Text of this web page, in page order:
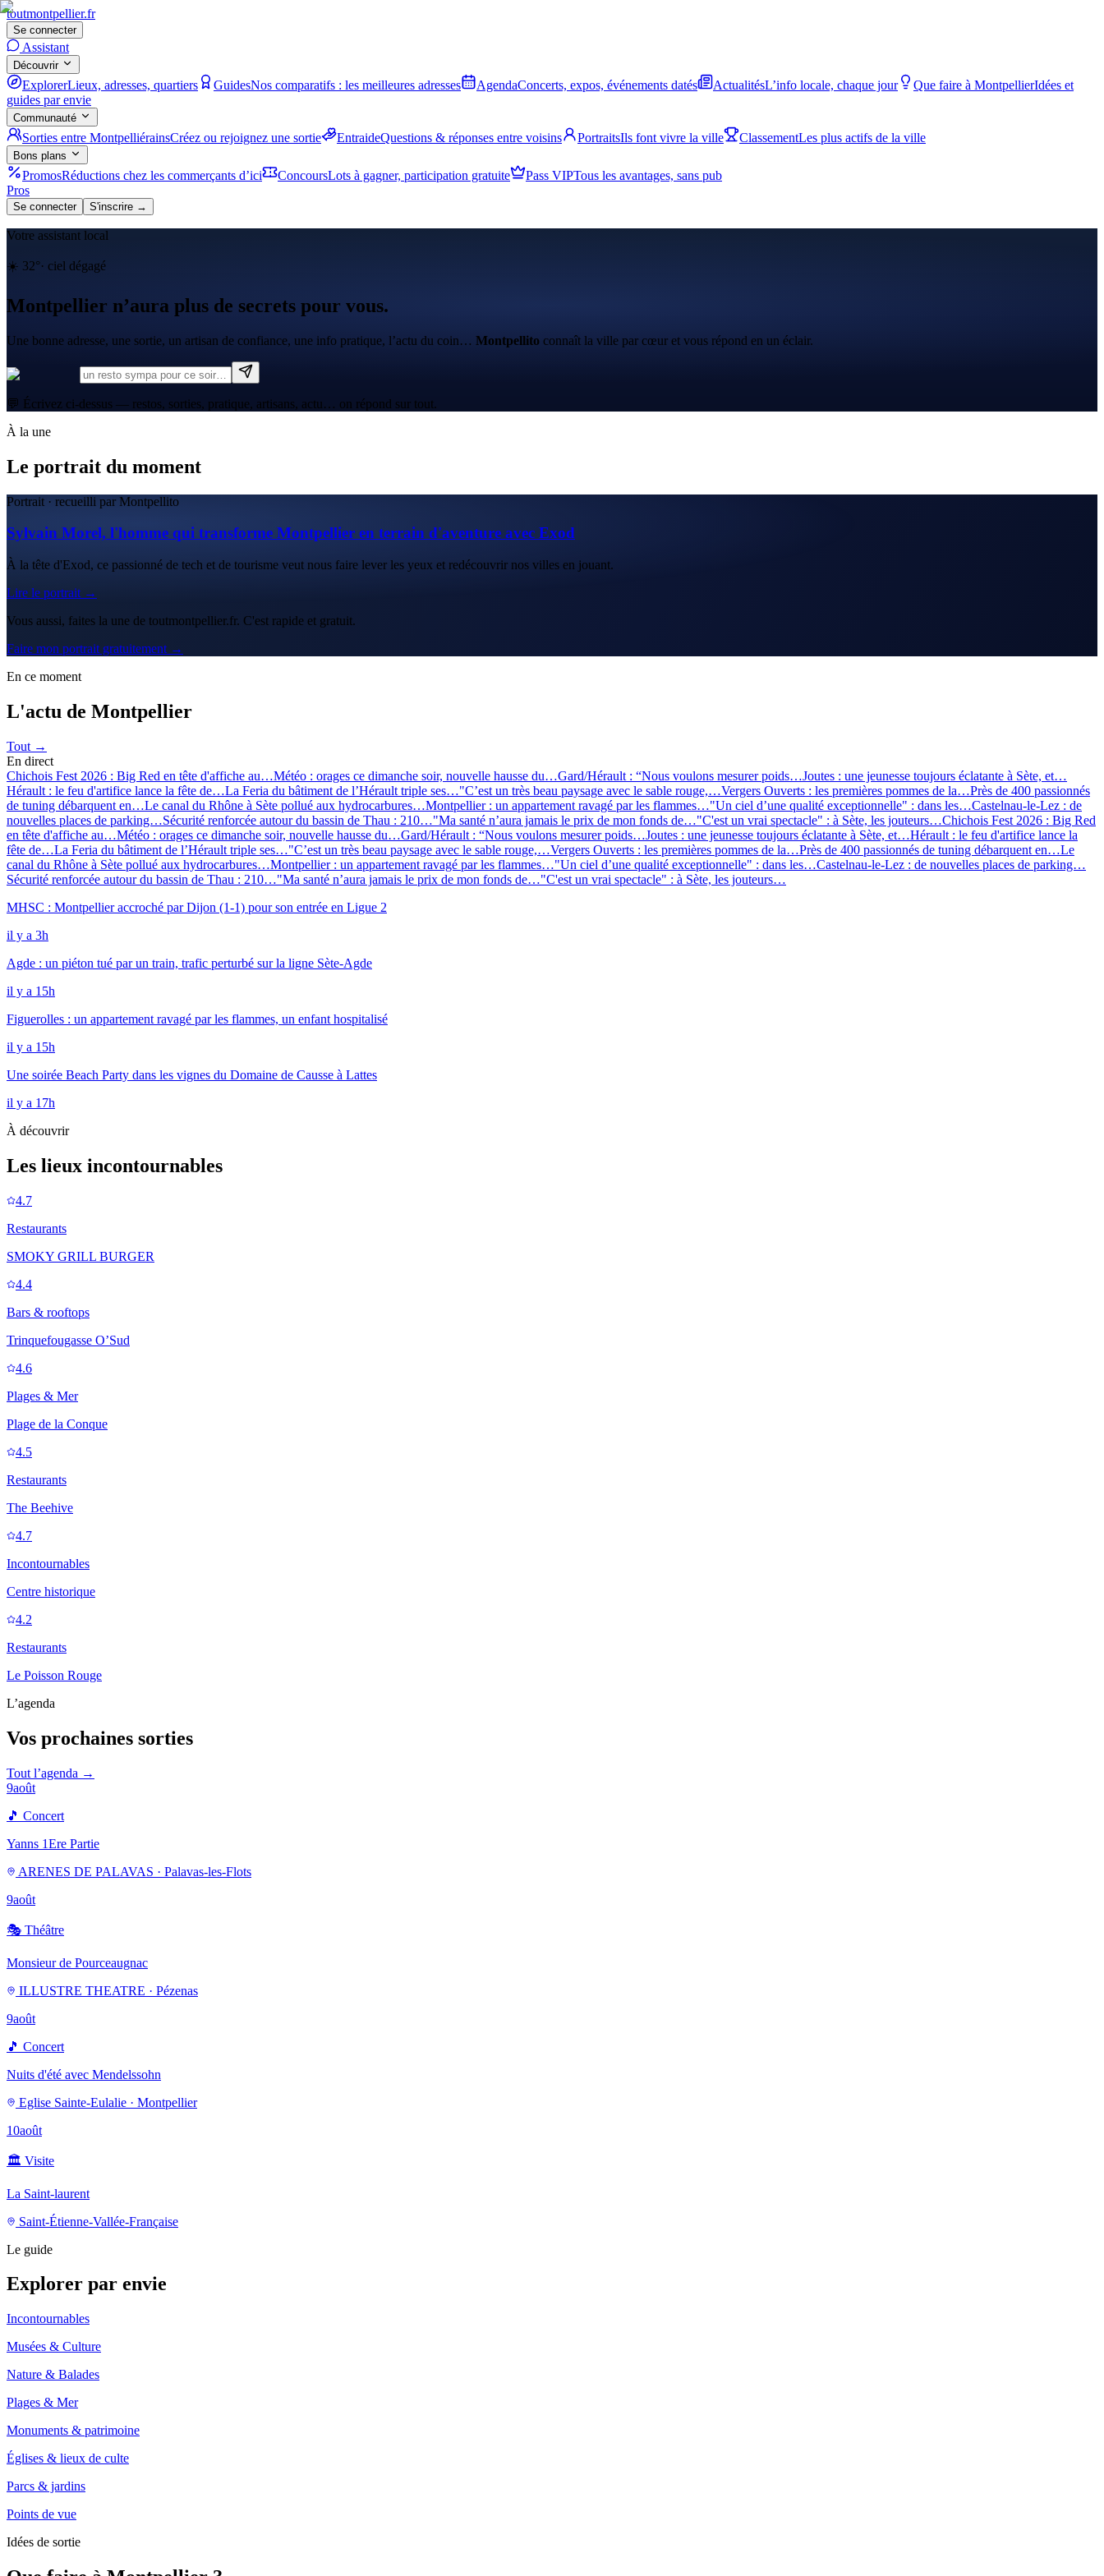
toutmontpellier.fr
Se connecter
Assistant
Découvrir
ExplorerLieux, adresses, quartiers GuidesNos comparatifs : les meilleures adresses AgendaConcerts, expos, événements datés ActualitésL’info locale, chaque jour Que faire à MontpellierIdées et
guides par envie
Communauté
Sorties entre MontpelliérainsCréez ou rejoignez une sortie EntraideQuestions & réponses entre voisins PortraitsIls font vivre la ville ClassementLes plus actifs de la ville
Bons plans
PromosRéductions chez les commerçants d’ici ConcoursLots à gagner, participation gratuite Pass VIPTous les avantages, sans pub
Pros
Se connecter S'inscrire →
Votre assistant local
☀️ 32°· ciel dégagé
Montpellier n’aura plus de secrets pour vous.
Une bonne adresse, une sortie, un artisan de confiance, une info pratique, l’actu du coin… Montpellito connaît la ville par cœur et vous répond en un éclair.
💬 Écrivez ci-dessus — restos, sorties, pratique, artisans, actu… on répond sur tout.
À la une
Le portrait du moment
Portrait · recueilli par Montpellito
Sylvain Morel, l'homme qui transforme Montpellier en terrain d'aventure avec Exod
À la tête d'Exod, ce passionné de tech et de tourisme veut nous faire lever les yeux et redécouvrir nos villes en jouant.
Lire le portrait →
Vous aussi, faites la une de toutmontpellier.fr. C'est rapide et gratuit.
Faire mon portrait gratuitement →
En ce moment
L'actu de Montpellier
Tout →
En direct
Chichois Fest 2026 : Big Red en tête d'affiche au…Météo : orages ce dimanche soir, nouvelle hausse du…Gard/Hérault : “Nous voulons mesurer poids…Joutes : une jeunesse toujours éclatante à Sète, et…
Hérault : le feu d'artifice lance la fête de…La Feria du bâtiment de l’Hérault triple ses…"C’est un très beau paysage avec le sable rouge,…Vergers Ouverts : les premières pommes de la…Près de 400 passionnés
de tuning débarquent en…Le canal du Rhône à Sète pollué aux hydrocarbures…Montpellier : un appartement ravagé par les flammes…"Un ciel d’une qualité exceptionnelle" : dans les…Castelnau-le-Lez : de
nouvelles places de parking…Sécurité renforcée autour du bassin de Thau : 210…"Ma santé n’aura jamais le prix de mon fonds de…"C'est un vrai spectacle" : à Sète, les jouteurs…Chichois Fest 2026 : Big Red
en tête d'affiche au…Météo : orages ce dimanche soir, nouvelle hausse du…Gard/Hérault : “Nous voulons mesurer poids…Joutes : une jeunesse toujours éclatante à Sète, et…Hérault : le feu d'artifice lance la
fête de…La Feria du bâtiment de l’Hérault triple ses…"C’est un très beau paysage avec le sable rouge,…Vergers Ouverts : les premières pommes de la…Près de 400 passionnés de tuning débarquent en…Le
canal du Rhône à Sète pollué aux hydrocarbures…Montpellier : un appartement ravagé par les flammes…"Un ciel d’une qualité exceptionnelle" : dans les…Castelnau-le-Lez : de nouvelles places de parking…
Sécurité renforcée autour du bassin de Thau : 210…"Ma santé n’aura jamais le prix de mon fonds de…"C'est un vrai spectacle" : à Sète, les jouteurs…
MHSC : Montpellier accroché par Dijon (1-1) pour son entrée en Ligue 2
il y a 3h
Agde : un piéton tué par un train, trafic perturbé sur la ligne Sète-Agde
il y a 15h
Figuerolles : un appartement ravagé par les flammes, un enfant hospitalisé
il y a 15h
Une soirée Beach Party dans les vignes du Domaine de Causse à Lattes
il y a 17h
À découvrir
Les lieux incontournables
4.7
Restaurants
SMOKY GRILL BURGER
4.4
Bars & rooftops
Trinquefougasse O’Sud
4.6
Plages & Mer
Plage de la Conque
4.5
Restaurants
The Beehive
4.7
Incontournables
Centre historique
4.2
Restaurants
Le Poisson Rouge
L’agenda
Vos prochaines sorties
Tout l’agenda →
9août
🎵 Concert
Yanns 1Ere Partie
ARENES DE PALAVAS · Palavas-les-Flots
9août
🎭 Théâtre
Monsieur de Pourceaugnac
ILLUSTRE THEATRE · Pézenas
9août
🎵 Concert
Nuits d'été avec Mendelssohn
Eglise Sainte-Eulalie · Montpellier
10août
🏛️ Visite
La Saint-laurent
Saint-Étienne-Vallée-Française
Le guide
Explorer par envie
Incontournables
Musées & Culture
Nature & Balades
Plages & Mer
Monuments & patrimoine
Églises & lieux de culte
Parcs & jardins
Points de vue
Idées de sortie